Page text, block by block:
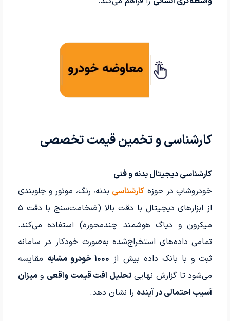
کارشناسی و تخمین قیمت تخصصی
کارشناسی دیجیتال بدنه و فنی
خودروشاپ در حوزه کارشناسی بدنه، رنگ، موتور و جلوبندی
از ابزارهای دیجیتال با دقت بالا (ضخامت‌سنج با دقت ۵
میکرون و دیاگ هوشمند چندمحوره) استفاده می‌کند.
تمامی داده‌های استخراج‌شده به‌صورت خودکار در سامانه
ثبت و با بانک داده بیش از ۱۰۰۰ خودرو مشابه
مقایسه
می‌شود تا گزارش نهاییتحلیل افت قیمت واقعی ومیزان
آسیب احتمالی در آینده را نشان دهد.